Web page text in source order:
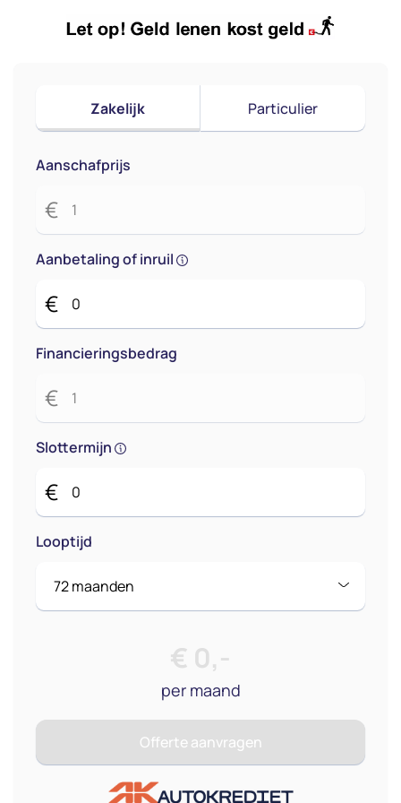
Zakelijk Particulier
Aanschafprijs
€
Aanbetaling of inruil
€
Financieringsbedrag
€
Slottermijn
€
Looptijd
€ 0,-
per maand
Offerte aanvragen